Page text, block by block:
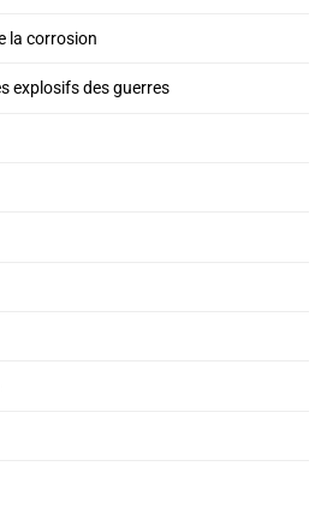
la corrosion
explosifs des guerres